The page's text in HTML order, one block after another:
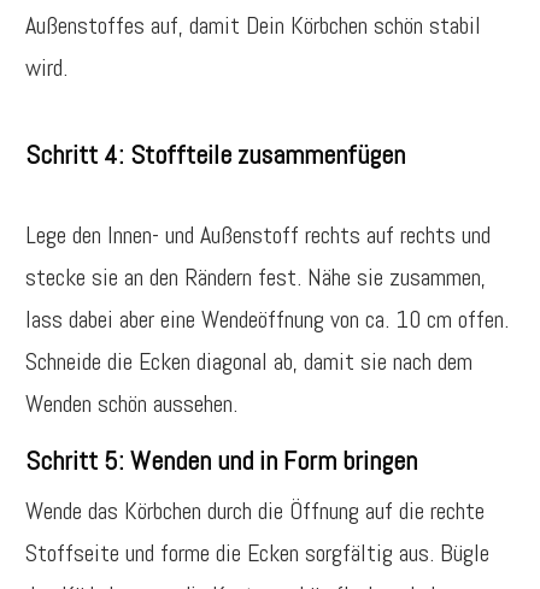
Außenstoffes auf, damit Dein Körbchen schön stabil
wird.
Schritt 4: Stoffteile zusammenfügen
Lege den Innen- und Außenstoff rechts auf rechts und
stecke sie an den Rändern fest. Nähe sie zusammen,
lass dabei aber eine Wendeöffnung von ca. 10 cm offen.
Schneide die Ecken diagonal ab, damit sie nach dem
Wenden schön aussehen.
Schritt 5: Wenden und in Form bringen
Wende das Körbchen durch die Öffnung auf die rechte
Stoffseite und forme die Ecken sorgfältig aus. Bügle